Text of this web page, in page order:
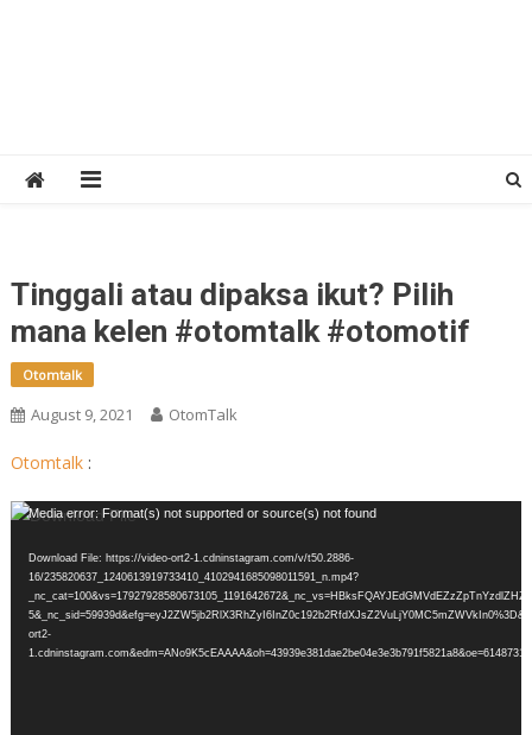
Tinggali atau dipaksa ikut? Pilih
mana kelen #otomtalk #otomotif
Otomtalk
August 9, 2021 OtomTalk
Otomtalk:
Video
Media error: Format(s) not supported or source(s) not found
Download File: https://video-ort2-1.cdninstagram.com/v/t50.2886-
16/235820637_1240613919733410_4102941685098011591_n.mp4?
ort2-